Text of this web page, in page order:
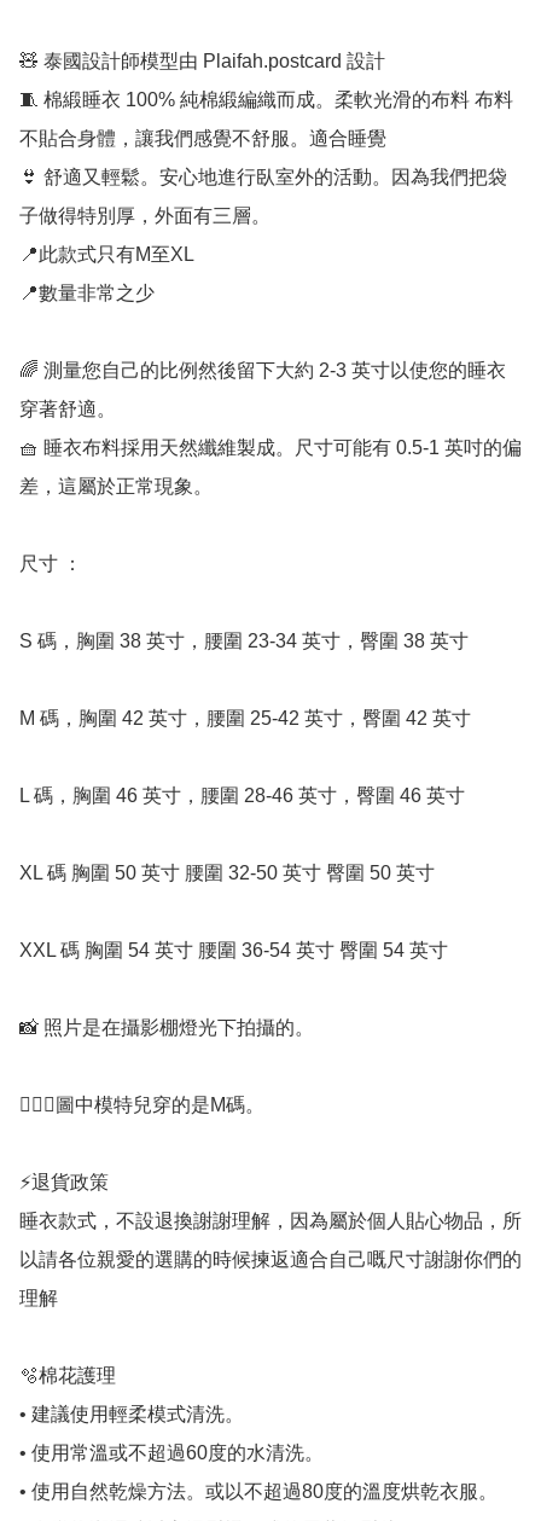
🧸 泰國設計師模型由 Plaifah.postcard 設計
🧵 棉緞睡衣 100% 純棉緞編織而成。柔軟光滑的布料 布料
不貼合身體，讓我們感覺不舒服。適合睡覺
👙 舒適又輕鬆。安心地進行臥室外的活動。因為我們把袋
子做得特別厚，外面有三層。
📍此款式只有M至XL
📍數量非常之少
🌈 測量您自己的比例然後留下大約 2-3 英寸以使您的睡衣
穿著舒適。
🧺 睡衣布料採用天然纖維製成。尺寸可能有 0.5-1 英吋的偏
差，這屬於正常現象。
尺寸 ：
S 碼，胸圍 38 英寸，腰圍 23-34 英寸，臀圍 38 英寸
M 碼，胸圍 42 英寸，腰圍 25-42 英寸，臀圍 42 英寸
L 碼，胸圍 46 英寸，腰圍 28-46 英寸，臀圍 46 英寸
XL 碼 胸圍 50 英寸 腰圍 32-50 英寸 臀圍 50 英寸
XXL 碼 胸圍 54 英寸 腰圍 36-54 英寸 臀圍 54 英寸
📸 照片是在攝影棚燈光下拍攝的。
🧚🏻‍♀️圖中模特兒穿的是M碼。
⚡️退貨政策
睡衣款式，不設退換謝謝理解，因為屬於個人貼心物品，所
以請各位親愛的選購的時候揀返適合自己嘅尺寸謝謝你們的
理解
🫧棉花護理
• 建議使用輕柔模式清洗。
• 使用常溫或不超過60度的水清洗。
• 使用自然乾燥方法。或以不超過80度的溫度烘乾衣服。